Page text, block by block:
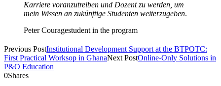
Karriere voranzutreiben und Dozent zu werden, um
mein Wissen an zukünftige Studenten weiterzugeben.
Peter Couragestudent in the program
Previous PostInstitutional Development Support at the BTPOTC:
First Practical Worksop in GhanaNext PostOnline-Only Solutions in
P&O Education
0Shares